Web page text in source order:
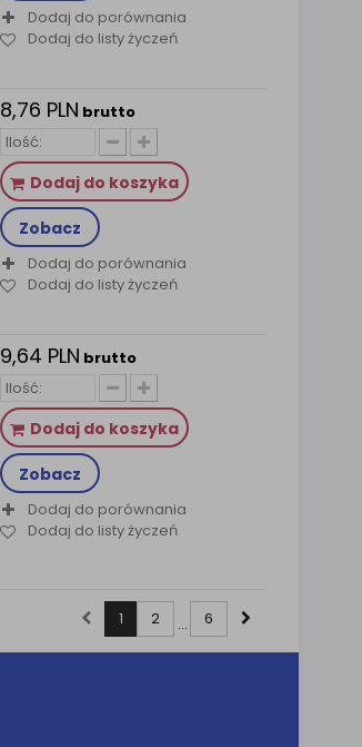
Dodaj do porównania
Dodaj do listy życzeń
8,76 PLN brutto
Dodaj do koszyka
Zobacz
Dodaj do porównania
Dodaj do listy życzeń
9,64 PLN brutto
Dodaj do koszyka
Zobacz
Dodaj do porównania
Dodaj do listy życzeń
1 2 ... 6